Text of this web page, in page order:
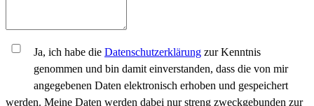
Ja, ich habe die Datenschutzerklärung zur Kenntnis
genommen und bin damit einverstanden, dass die von mir
angegebenen Daten elektronisch erhoben und gespeichert
werden. Meine Daten werden dabei nur streng zweckgebunden zur